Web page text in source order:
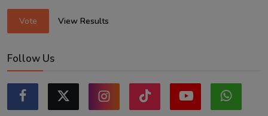
Vote View Results
Follow Us